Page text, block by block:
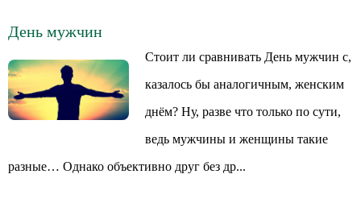
День мужчин
Стоит ли сравнивать День мужчин с,
казалось бы аналогичным, женским
днём? Ну, разве что только по сути,
ведь мужчины и женщины такие
разные… Однако объективно друг без др...